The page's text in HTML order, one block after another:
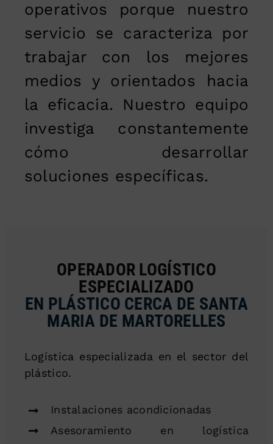
operativos porque nuestro
servicio se caracteriza por
trabajar con los mejores
medios y orientados hacia
la eficacia. Nuestro equipo
investiga constantemente
cómo desarrollar
soluciones específicas.
OPERADOR LOGÍSTICO
ESPECIALIZADO
EN PLÁSTICO CERCA DE SANTA
MARIA DE MARTORELLES
Logística especializada en el sector del
plástico.
Instalaciones acondicionadas
Asesoramiento en logística